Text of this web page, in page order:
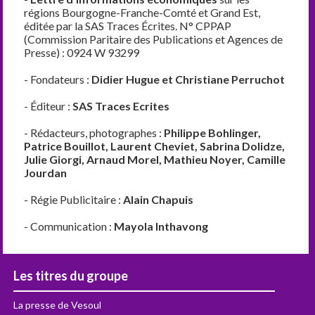
régions Bourgogne-Franche-Comté et Grand Est,
éditée par la SAS Traces Écrites. N° CPPAP
(Commission Paritaire des Publications et Agences de
Presse) : 0924 W 93299
- Fondateurs : Didier Hugue et Christiane Perruchot
- Éditeur :SAS Traces Ecrites
- Rédacteurs, photographes : Philippe Bohlinger,
Patrice Bouillot, Laurent Cheviet, Sabrina Dolidze,
Julie Giorgi, Arnaud Morel, Mathieu Noyer, Camille
Jourdan
- Régie Publicitaire :Alain Chapuis
- Communication : Mayola Inthavong
Les titres du groupe
La presse de Vesoul